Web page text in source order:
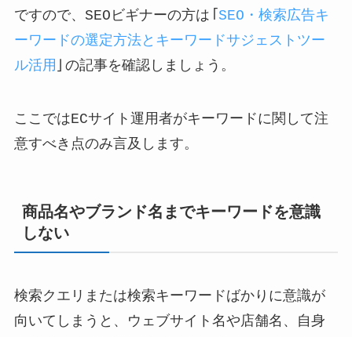
ですので、SEOビギナーの方は「 SEO・検索広告キ
ーワードの選定方法とキーワードサジェストツー
ル活用
」の記事を確認しましょう。
ここではECサイト運用者がキーワードに関して注
意すべき点のみ言及します。
商品名やブランド名までキーワードを意識
しない
検索クエリまたは検索キーワードばかりに意識が
向いてしまうと、ウェブサイト名や店舗名、自身